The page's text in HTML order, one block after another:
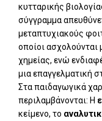
κυτταρικής
σύγγραμμα
μεταπτυχιακούς
οποίοι ασχολούνται
χημείας, ενώ
μια επαγγελματική
Στα παιδαγωγικά
περιλαμβάνονται: Η
κείμενο, το